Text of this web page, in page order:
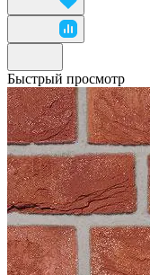
Быстрый просмотр